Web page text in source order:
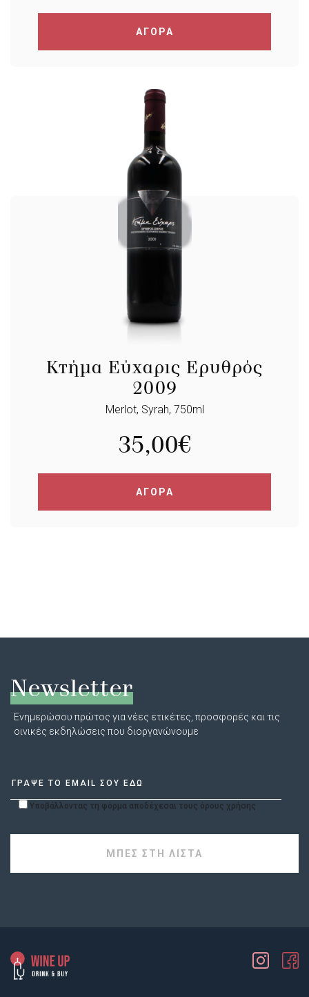
ΑΓΟΡΑ
Κτήμα Εύχαρις Ερυθρός
2009
Merlot, Syrah, 750ml
35,00€
ΑΓΟΡΑ
Newsletter
Ενημερώσου πρώτος για νέες ετικέτες, προσφορές και τις
οινικές εκδηλώσεις που διοργανώνουμε
Υποβάλλοντας τη φόρμα αποδέχεσαι τους όρους χρήσης